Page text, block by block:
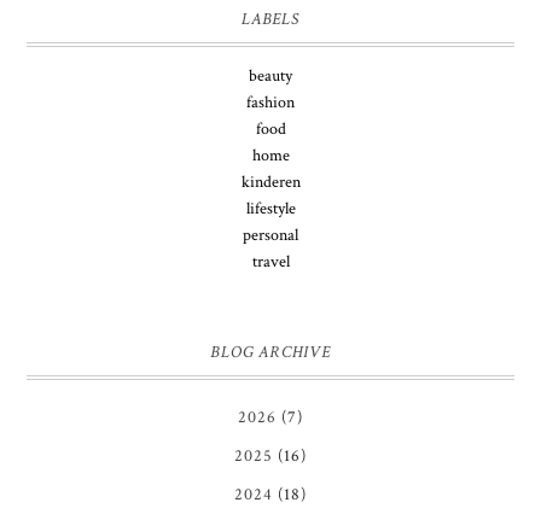
LABELS
beauty
fashion
food
home
kinderen
lifestyle
personal
travel
BLOG ARCHIVE
2026 (7)
2025 (16)
2024 (18)